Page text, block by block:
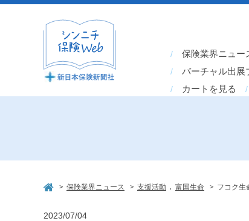
保険業界ニュー
バーチャル出展
カートを見る
> 保険業界ニュース > 支援活動 富国生命 > フコク生
2023/07/04